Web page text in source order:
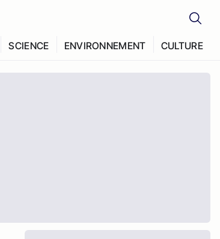
SCIENCE ENVIRONNEMENT CULTURE